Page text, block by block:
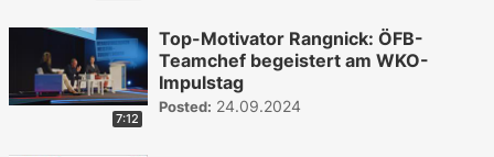
7:12
Top-Motivator Rangnick: ÖFB-
Teamchef begeistert am WKO-
Impulstag
Posted: 24.09.2024